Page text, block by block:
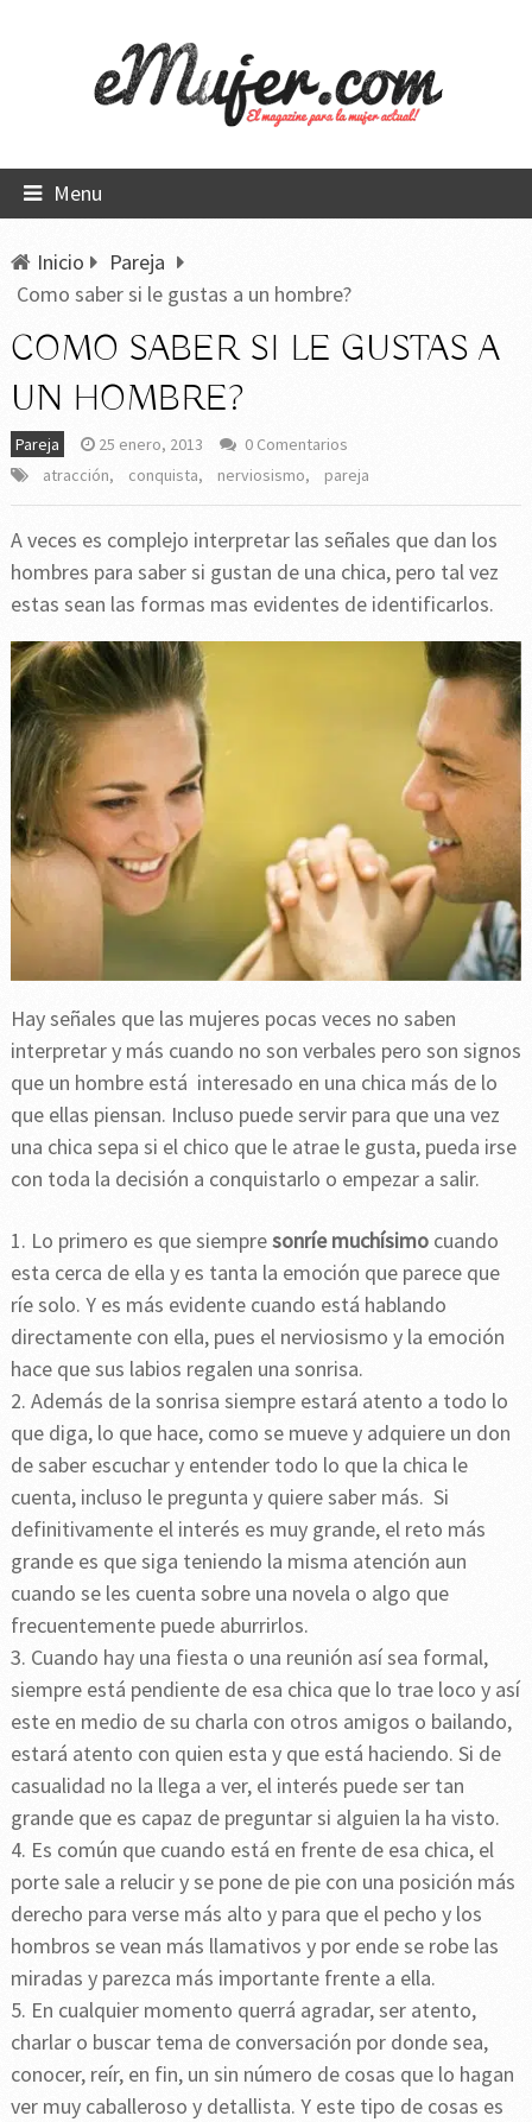
Menu
Inicio
Pareja
Como saber si le gustas a un hombre?
COMO SABER SI LE GUSTAS A
UN HOMBRE?
Pareja 25 enero, 2013
0 Comentarios
atracción, conquista, nerviosismo, pareja
A veces es complejo interpretar las señales que dan los
hombres para saber si gustan de una chica, pero tal vez
estas sean las formas mas evidentes de identificarlos.
Hay señales que las mujeres pocas veces no saben
interpretar y más cuando no son verbales pero son signos
que un hombre está interesado en una chica más de lo
que ellas piensan. Incluso puede servir para que una vez
una chica sepa si el chico que le atrae le gusta, pueda irse
con toda la decisión a conquistarlo o empezar a salir.
1. Lo primero es que siempresonríe muchísimo cuando
esta cerca de ella y es tanta la emoción que parece que
ríe solo. Y es más evidente cuando está hablando
directamente con ella, pues el nerviosismo y la emoción
hace que sus labios regalen una sonrisa.
2. Además de la sonrisa siempre estará atento a todo lo
que diga, lo que hace, como se mueve y adquiere un don
de saber escuchar y entender todo lo que la chica le
cuenta, incluso le pregunta y quiere saber más. Si
definitivamente el interés es muy grande, el reto más
grande es que siga teniendo la misma atención aun
cuando se les cuenta sobre una novela o algo que
frecuentemente puede aburrirlos.
3. Cuando hay una fiesta o una reunión así sea formal,
siempre está pendiente de esa chica que lo trae loco y así
este en medio de su charla con otros amigos o bailando,
estará atento con quien esta y que está haciendo. Si de
casualidad no la llega a ver, el interés puede ser tan
grande que es capaz de preguntar si alguien la ha visto.
4. Es común que cuando está en frente de esa chica, el
porte sale a relucir y se pone de pie con una posición más
derecho para verse más alto y para que el pecho y los
hombros se vean más llamativos y por ende se robe las
miradas y parezca más importante frente a ella.
5. En cualquier momento querrá agradar, ser atento,
charlar o buscar tema de conversación por donde sea,
conocer, reír, en fin, un sin número de cosas que lo hagan
ver muy caballeroso y detallista. Y este tipo de cosas es